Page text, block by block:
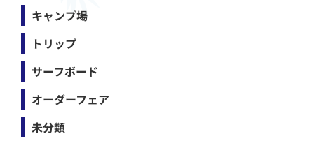
キャンプ場
トリップ
サーフボード
オーダーフェア
未分類